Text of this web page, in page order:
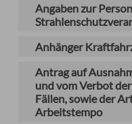
Angaben zur
Anhänger
Antrag auf
und vom Verbot
Fällen, sowie der
Arbeitstempo